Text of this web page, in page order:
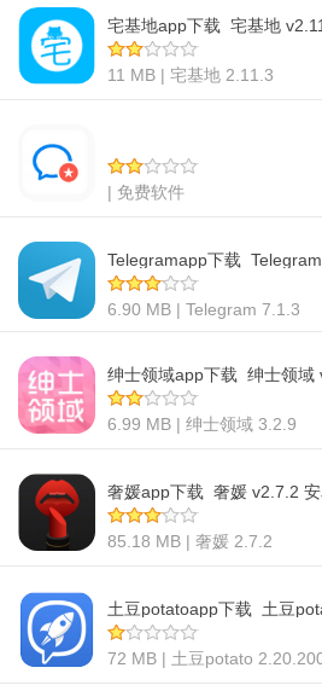
宅基地app下载_宅基地
11 MB | 宅基地 2.11.3
| 免费软件
6.90 MB | Telegram 7.1.3
6.99 MB | 绅士领域 3.2.9
奢媛app下载_奢媛 v2.7.2
85.18 MB | 奢媛 2.7.2
72 MB | 土豆potato